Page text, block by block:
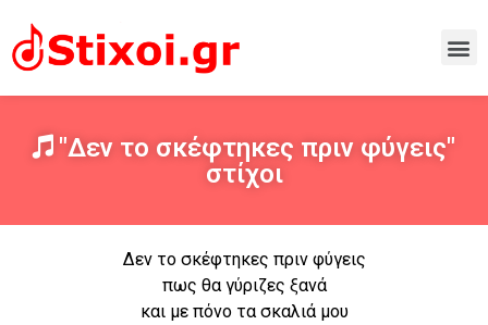
"Δεν το σκέφτηκες πριν φύγεις"
στίχοι
Δεν το σκέφτηκες πριν φύγεις
πως θα γύριζες ξανά
και με πόνο τα σκαλιά μου